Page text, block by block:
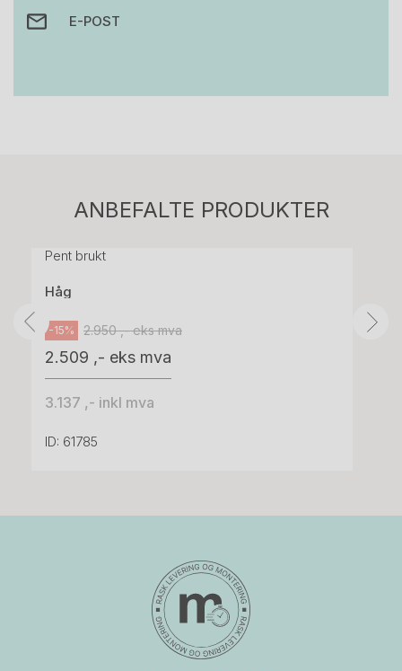
E-POST
ANBEFALTE PRODUKTER
H05 5600 Swingback-armlene Mørk
Pent brukt
Håg
-15% 2.950 ,- eks mva
2.509 ,- eks mva
3.137 ,- inkl mva
ID: 61785